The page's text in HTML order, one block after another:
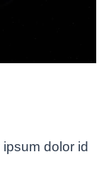
dolor id